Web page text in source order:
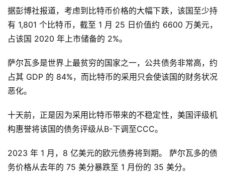
首
页
快
信
据彭博社报道，考虑到比特币价格的大幅下跌，该国至少持
有 1,801 个比特币，截至 1 月 25 日价值约 6600 万美元，
占该国 2020 年上市储备的 2%。
萨尔瓦多是世界上最贫穷的国家之一，公共债务非常高，约
占其 GDP 的 84%，而比特币的采用只会使该国的财务状况
恶化。
十天前，正是因为采用比特币带来的不稳定性，美国评级机
构惠誉将该国的债务评级从B-下调至CCC。
2023 年 1 月，8 亿美元的欧元债券将到期。 萨尔瓦多的债
务价格从去年的 75 美分暴跌至 1 月份的 35 美分。